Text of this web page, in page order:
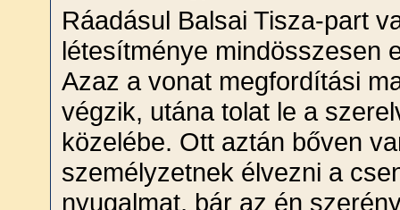
Ráadásul Balsai Tisza-part
létesítménye mindösszesen
Azaz a vonat megfordítási
végzik, utána tolat le a
közelébe. Ott aztán bőven
személyzetnek élvezni a
nyugalmat, bár az én